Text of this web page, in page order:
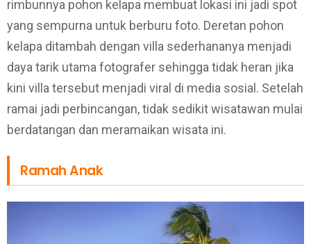
rimbunnya pohon kelapa membuat lokasi ini jadi spot
yang sempurna untuk berburu foto. Deretan pohon
kelapa ditambah dengan villa sederhananya menjadi
daya tarik utama fotografer sehingga tidak heran jika
kini villa tersebut menjadi viral di media sosial. Setelah
ramai jadi perbincangan, tidak sedikit wisatawan mulai
berdatangan dan meramaikan wisata ini.
Ramah Anak